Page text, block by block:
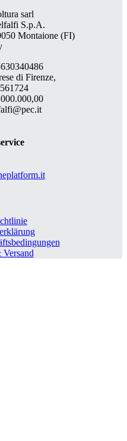
sarl
S.p.A.
Montaione (FI)
di Firenze,